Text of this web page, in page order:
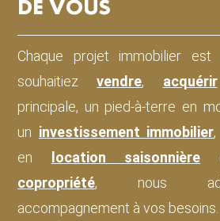
DE VOUS
Chaque projet immobilier est
souhaitiezvendre, acquérir
principale, un pied-à-terre en
un investissement immobilier
en
location saisonnière
copropriété, nous
accompagnement à vos besoins.